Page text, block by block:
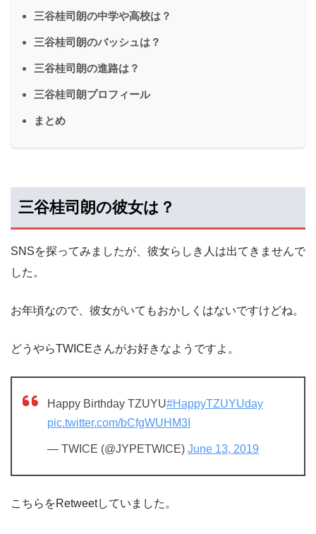
三谷桂司朗の中学や高校は？
三谷桂司朗のバッシュは？
三谷桂司朗の進路は？
三谷桂司朗プロフィール
まとめ
三谷桂司朗の彼女は？
SNSを探ってみましたが、彼女らしき人は出てきませんで
した。
お年頃なので、彼女がいてもおかしくはないですけどね。
どうやらTWICEさんがお好きなようですよ。
Happy Birthday TZUYU#HappyTZUYUday
pic.twitter.com/bCfgWUHM3I
— TWICE (@JYPETWICE) June 13, 2019
こちらをRetweetしていました。